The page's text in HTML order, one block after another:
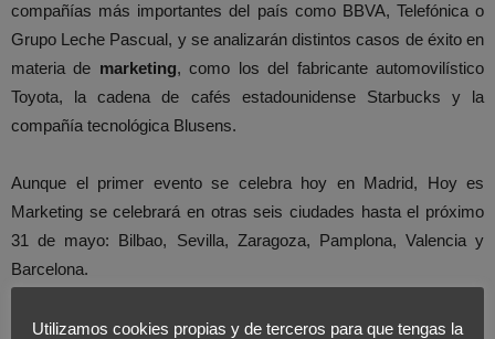
compañías más importantes del país como BBVA, Telefónica o
Grupo Leche Pascual, y se analizarán distintos casos de éxito en
materia de marketing, como los del fabricante automovilístico
Toyota, la cadena de cafés estadounidense Starbucks y la
compañía tecnológica Blusens.
Aunque el primer evento se celebra hoy en Madrid, Hoy es
Marketing se celebrará en otras seis ciudades hasta el próximo
31 de mayo: Bilbao, Sevilla, Zaragoza, Pamplona, Valencia y
Barcelona.
En Foromarketingvaloramos positivamente este tipo de eventos
Utilizamos cookies propias y de terceros para que tengas la